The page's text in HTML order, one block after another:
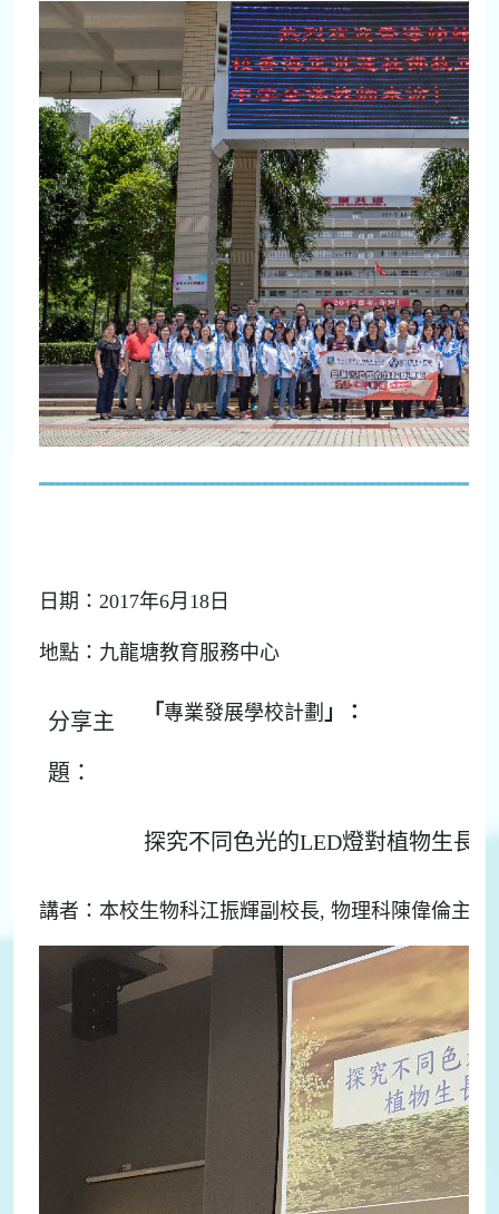
日期：2017年6月18日
地點：九龍塘教育服務中心
分享主
題：
「 專業發展學校計劃 」：
探究不同色光的LED燈對植物生長
講者：本校生物科江振輝副校長, 物理科陳偉倫主任